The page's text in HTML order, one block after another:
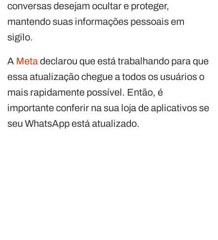
conversas desejam ocultar e proteger,
mantendo suas informações pessoais em
sigilo.
A Metadeclarou que está trabalhando para que
essa atualização chegue a todos os usuários o
mais rapidamente possível. Então, é
importante conferir na sua loja de aplicativos se
seu WhatsApp está atualizado.